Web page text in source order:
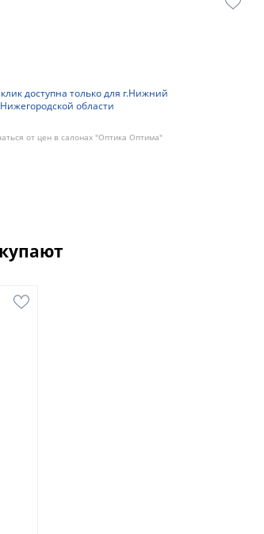
доступна только для г.Нижний
области
от цен в салонах "Оптика Оптима"